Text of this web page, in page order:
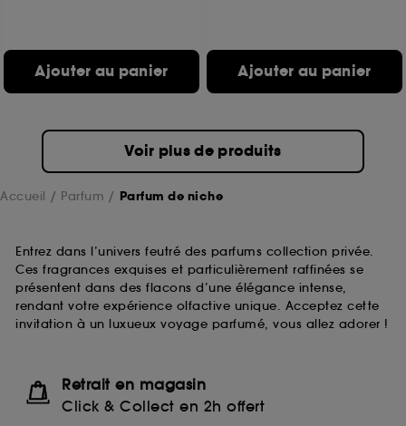
Ajouter au panier Ajouter au panier
Voir plus de produits
Accueil Parfum Parfum de niche
Entrez dans l’univers feutré des parfums collection privée.
Ces fragrances exquises et particulièrement raffinées se
présentent dans des flacons d’une élégance intense,
rendant votre expérience olfactive unique. Acceptez cette
invitation à un luxueux voyage parfumé, vous allez adorer !
Retrait en magasin
Click & Collect en 2h offert